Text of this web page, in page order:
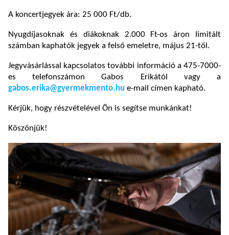
A koncertjegyek ára: 25 000 Ft/db.
Nyugdíjasoknak és diákoknak 2.000 Ft-os áron limitált
számban kaphatók jegyek a felső emeletre, május 21-től.
Jegyvásárlással kapcsolatos további információ a 475-7000-
es telefonszámon Gabos Erikától vagy a
gabos.erika@gyermekmento.hu e-mail címen kapható.
Kérjük, hogy részvételével Ön is segítse munkánkat!
Köszönjük!